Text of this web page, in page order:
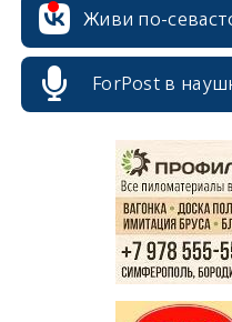
Живи по-
ForPost в